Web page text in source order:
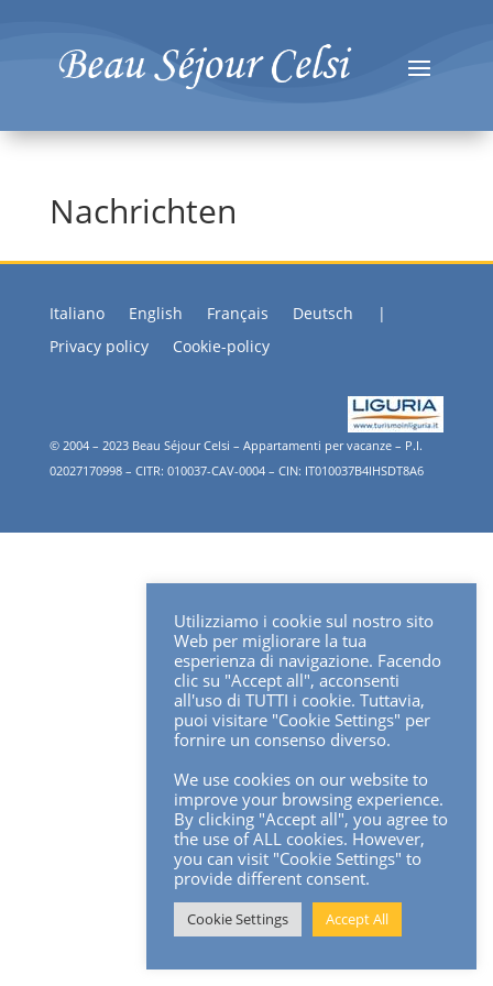
Nachrichten
Italiano English Français Deutsch
|
Privacy policy
Cookie-policy
© 2004 – 2023 Beau Séjour Celsi – Appartamenti per vacanze – P.I.
02027170998 – CITR: 010037-CAV-0004 – CIN: IT010037B4IHSDT8A6
Utilizziamo i cookie sul nostro sito
Web per migliorare la tua
esperienza di navigazione. Facendo
clic su "Accept all", acconsenti
all'uso di TUTTI i cookie. Tuttavia,
puoi visitare "Cookie Settings" per
fornire un consenso diverso.
We use cookies on our website to
improve your browsing experience.
By clicking "Accept all", you agree to
the use of ALL cookies. However,
you can visit "Cookie Settings" to
provide different consent.
Cookie Settings Accept All